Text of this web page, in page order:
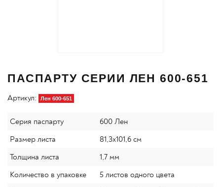
ПАСПАРТУ СЕРИИ ЛЕН 600-651
Артикул: Лен 600-651
Серия паспарту
600 Лен
Размер листа
81,3х101,6 см
Толщина листа
1,7 мм
Количество в упаковке
5 листов одного цвета